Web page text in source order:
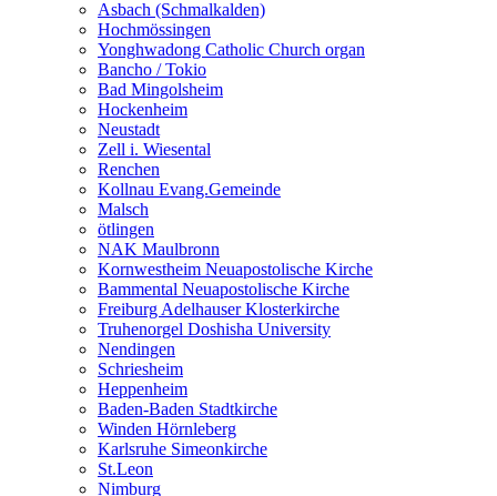
Asbach (Schmalkalden)
Hochmössingen
Yonghwadong Catholic Church organ
Bancho / Tokio
Bad Mingolsheim
Hockenheim
Neustadt
Zell i. Wiesental
Renchen
Kollnau Evang.Gemeinde
Malsch
ötlingen
NAK Maulbronn
Kornwestheim Neuapostolische Kirche
Bammental Neuapostolische Kirche
Freiburg Adelhauser Klosterkirche
Truhenorgel Doshisha University
Nendingen
Schriesheim
Heppenheim
Baden-Baden Stadtkirche
Winden Hörnleberg
Karlsruhe Simeonkirche
St.Leon
Nimburg